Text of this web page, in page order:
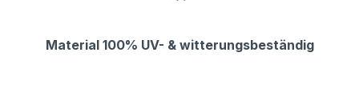
Material 100% UV- & witterungsbeständig